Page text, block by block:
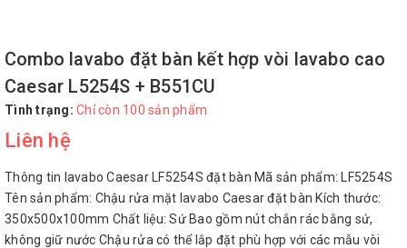
Combo lavabo đặt bàn kết hợp vòi lavabo cao
Caesar L5254S + B551CU
Tình trạng: Chỉ còn 100 sản phẩm
Liên hệ
Thông tin lavabo Caesar LF5254S đặt bàn Mã sản phẩm: LF5254S
Tên sản phẩm: Chậu rửa mặt lavabo Caesar đặt bàn Kích thước:
350x500x100mm Chất liệu: Sứ Bao gồm nút chắn rác bằng sứ,
không giữ nước Chậu rửa có thể lắp đặt phù hợp với các mẫu vòi